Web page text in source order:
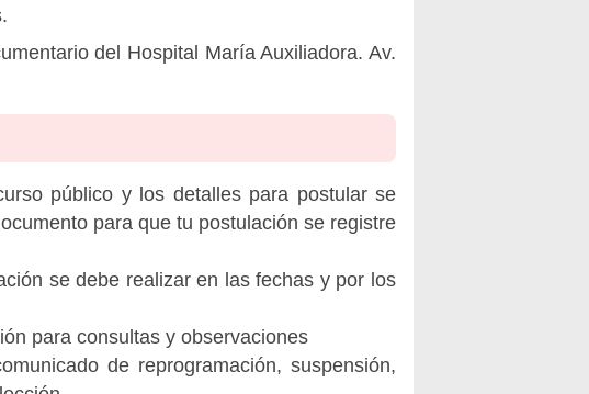
del Hospital María Auxiliadora. Av.
público y los detalles para postular se
para que tu postulación se registre
se debe realizar en las fechas y por los
para consultas y observaciones
de reprogramación, suspensión,